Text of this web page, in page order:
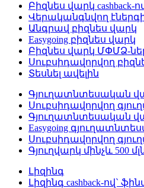
Բիզնես վարկ
Վերականգնվող
Անգրավ բիզնես վարկ
Easygoing բիզնես վարկ
Բիզնես վարկ ՄՓՄՁ-
Սուբսիդավորվող
Տեսնել ավելին
Գյուղատնտեսական
Սուբսիդավորվող
Գյուղատնտեսական
Easygoing
Սուբսիդավորվող
Գյուղվարկ մինչև 500
Լիզինգ
Լիզինգ cashback-ով`